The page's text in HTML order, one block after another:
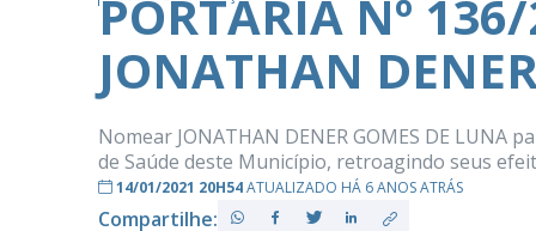
Mamanguape
–
PORTARIA Nº
JONATHAN
Nomear JONATHAN DENER GOMES DE LUNA
de Saúde deste Município, retroagindo seus
14/01/2021 20H54ATUALIZADO HÁ 6 ANOS ATRÁS
Compartilhe: